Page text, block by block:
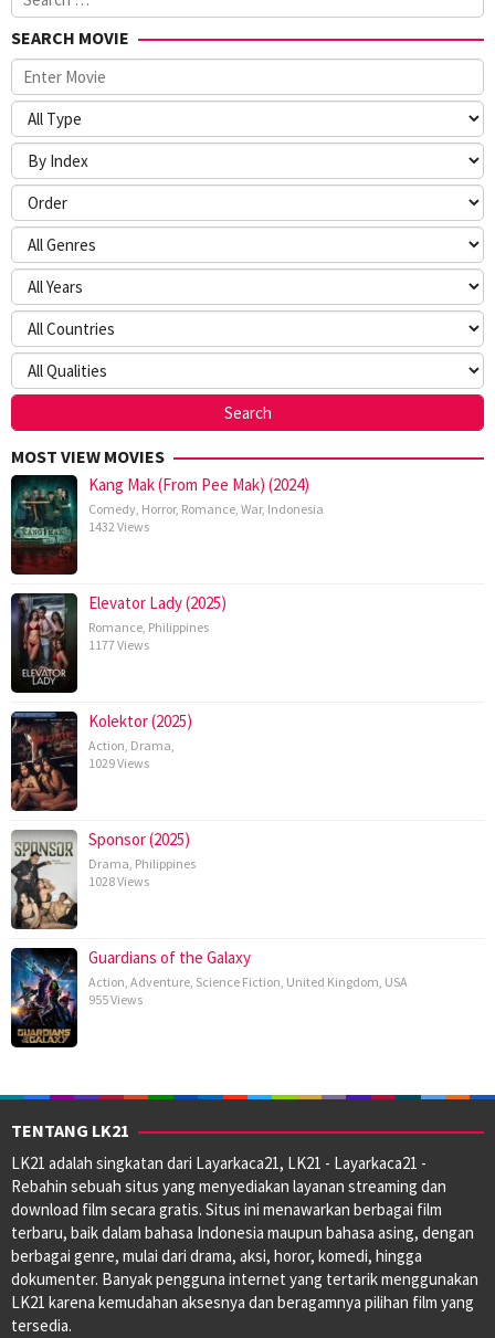
for:
SEARCH MOVIE
MOST VIEW MOVIES
Kang Mak (From Pee Mak) (2024)
Comedy, Horror, Romance, War, Indonesia
1432 Views
Elevator Lady (2025)
Romance, Philippines
1177 Views
Kolektor (2025)
Action, Drama,
1029 Views
Sponsor (2025)
Drama, Philippines
1028 Views
Guardians of the Galaxy
Action, Adventure, Science Fiction, United Kingdom, USA
955 Views
TENTANG LK21
LK21 adalah singkatan dari Layarkaca21, LK21 - Layarkaca21 -
Rebahin sebuah situs yang menyediakan layanan streaming dan
download film secara gratis. Situs ini menawarkan berbagai film
terbaru, baik dalam bahasa Indonesia maupun bahasa asing, dengan
berbagai genre, mulai dari drama, aksi, horor, komedi, hingga
dokumenter. Banyak pengguna internet yang tertarik menggunakan
LK21 karena kemudahan aksesnya dan beragamnya pilihan film yang
tersedia.